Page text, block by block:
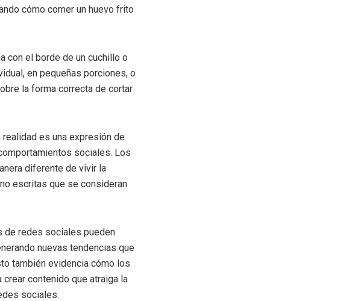
cómo comer un huevo frito
con el borde de un cuchillo o
en pequeñas porciones, o
la forma correcta de cortar
es una expresión de
sociales. Los
diferente de vivir la
escritas que se consideran
de redes sociales pueden
nuevas tendencias que
también evidencia cómo los
contenido que atraiga la
sociales.